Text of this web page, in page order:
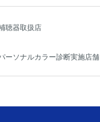
聴器取扱店
ーソナルカラー診断実施店舗